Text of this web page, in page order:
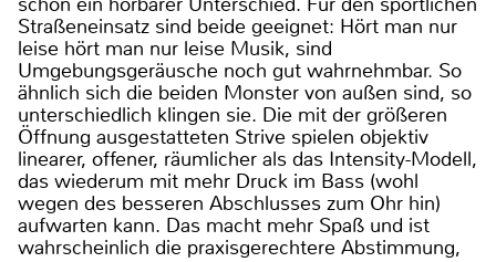
Straßeneinsatz sind beide geeignet: Hört man nur
leise hört man nur leise Musik, sind
Umgebungsgeräusche noch gut wahrnehmbar. So
ähnlich sich die beiden Monster von außen sind, so
unterschiedlich klingen sie. Die mit der größeren
Öffnung ausgestatteten Strive spielen objektiv
linearer, offener, räumlicher als das Intensity-Modell,
das wiederum mit mehr Druck im Bass (wohl
wegen des besseren Abschlusses zum Ohr hin)
aufwarten kann. Das macht mehr Spaß und ist
wahrscheinlich die praxisgerechtere Abstimmung,